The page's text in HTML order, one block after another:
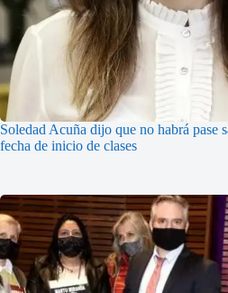
Soledad Acuña dijo que no habrá pase
fecha de inicio de clases